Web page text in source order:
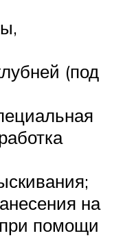
(под
на
помощи